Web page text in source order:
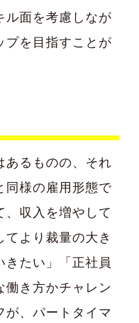
ル面を考慮しなが
プを目指すことが
あるものの、それ
同様の雇用形態で
収入を増やして
より裁量の大き
きたい」「正社員
働き方かチャレン
が、パートタイマ